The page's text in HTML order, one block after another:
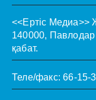
<<Ертіс Медиа>>
140000, Павлодар
қабат.
Теле/факс: 66-15-